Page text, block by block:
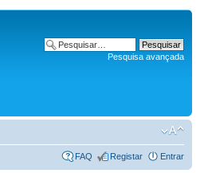
Pesquisa avançada
FAQ Registar Entrar